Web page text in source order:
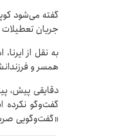
گفته می‌شود
جریان
به نقل از
همسر و
دقایقی پیش،
گفت‌وگو نکرده
«گفت‌وگویی